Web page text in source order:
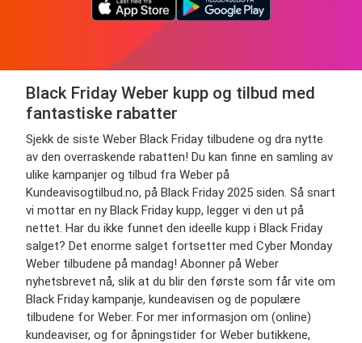
Black Friday Weber kupp og tilbud med
fantastiske rabatter
Sjekk de siste Weber Black Friday tilbudene og dra nytte
av den overraskende rabatten! Du kan finne en samling av
ulike kampanjer og tilbud fra Weber på
Kundeavisogtilbud.no, på Black Friday 2025 siden. Så snart
vi mottar en ny Black Friday kupp, legger vi den ut på
nettet. Har du ikke funnet den ideelle kupp i Black Friday
salget? Det enorme salget fortsetter med Cyber Monday
Weber tilbudene på mandag! Abonner på Weber
nyhetsbrevet nå, slik at du blir den første som får vite om
Black Friday kampanje, kundeavisen og de populære
tilbudene for Weber. For mer informasjon om (online)
kundeaviser, og for åpningstider for Weber butikkene,